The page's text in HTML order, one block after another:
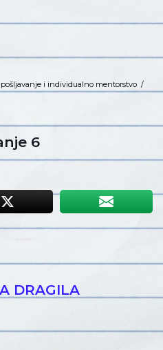
i individualno mentorstvo /
6
DRAGILA